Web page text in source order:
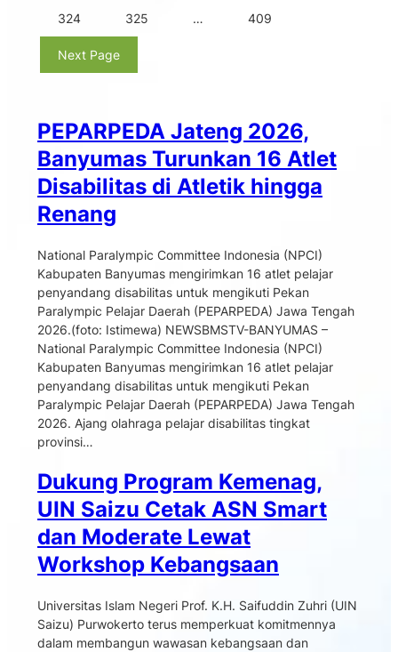
324 325 … 409
Next Page
PEPARPEDA Jateng 2026,
Banyumas Turunkan 16 Atlet
Disabilitas di Atletik hingga
Renang
National Paralympic Committee Indonesia (NPCI)
Kabupaten Banyumas mengirimkan 16 atlet pelajar
penyandang disabilitas untuk mengikuti Pekan
Paralympic Pelajar Daerah (PEPARPEDA) Jawa Tengah
2026.(foto: Istimewa) NEWSBMSTV-BANYUMAS –
National Paralympic Committee Indonesia (NPCI)
Kabupaten Banyumas mengirimkan 16 atlet pelajar
penyandang disabilitas untuk mengikuti Pekan
Paralympic Pelajar Daerah (PEPARPEDA) Jawa Tengah
2026. Ajang olahraga pelajar disabilitas tingkat
provinsi…
Dukung Program Kemenag,
UIN Saizu Cetak ASN Smart
dan Moderate Lewat
Workshop Kebangsaan
Universitas Islam Negeri Prof. K.H. Saifuddin Zuhri (UIN
Saizu) Purwokerto terus memperkuat komitmennya
dalam membangun wawasan kebangsaan dan